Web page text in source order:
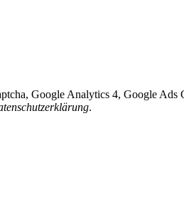
Google Analytics 4, Google
.